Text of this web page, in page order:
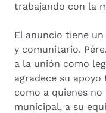
trabajando con la
El anuncio tiene
y comunitario.
a la unión como
agradece su
como a quienes
municipal, a su